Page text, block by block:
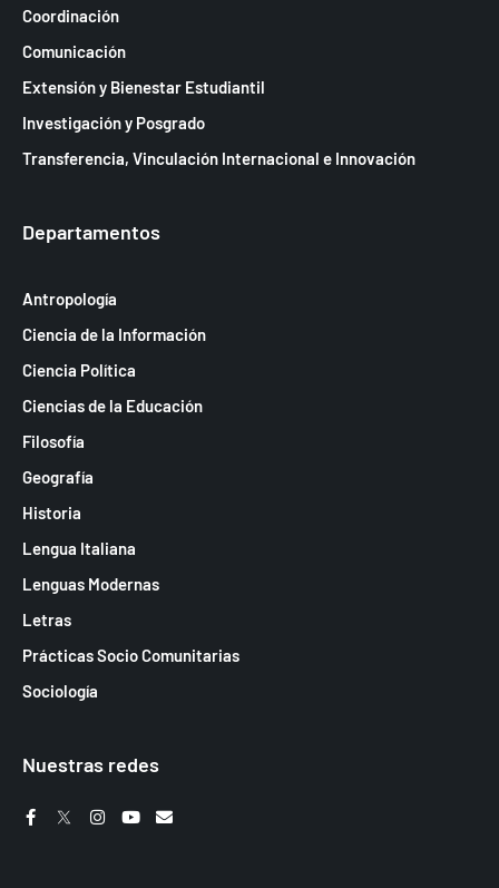
Coordinación
Comunicación
Extensión y Bienestar Estudiantil
Investigación y Posgrado
Transferencia, Vinculación Internacional e Innovación
Departamentos
Antropología
Ciencia de la Información
Ciencia Política
Ciencias de la Educación
Filosofía
Geografía
Historia
Lengua Italiana
Lenguas Modernas
Letras
Prácticas Socio Comunitarias
Sociología
Nuestras redes